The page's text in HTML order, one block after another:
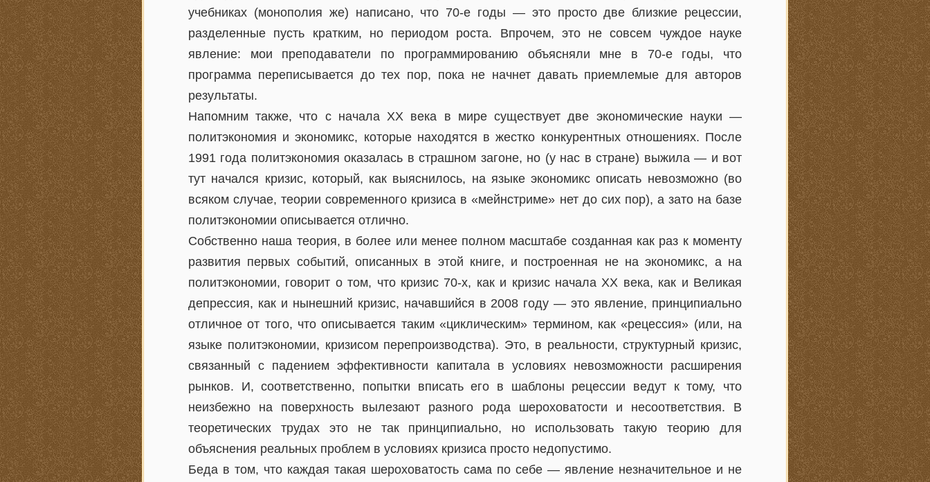
учебниках (монополия же) написано, что 70-е годы — это просто две близкие рецессии,
разделенные пусть кратким, но периодом роста. Впрочем, это не совсем чуждое науке
явление: мои преподаватели по программированию объясняли мне в 70-е годы, что
программа переписывается до тех пор, пока не начнет давать приемлемые для авторов
результаты.
Напомним также, что с начала ХХ века в мире существует две экономические науки —
политэкономия и экономикс, которые находятся в жестко конкурентных отношениях. После
1991 года политэкономия оказалась в страшном загоне, но (у нас в стране) выжила — и вот
тут начался кризис, который, как выяснилось, на языке экономикс описать невозможно (во
всяком случае, теории современного кризиса в «мейнстриме» нет до сих пор), а зато на базе
политэкономии описывается отлично.
Собственно наша теория, в более или менее полном масштабе созданная как раз к моменту
развития первых событий, описанных в этой книге, и построенная не на экономикс, а на
политэкономии, говорит о том, что кризис 70-х, как и кризис начала ХХ века, как и Великая
депрессия, как и нынешний кризис, начавшийся в 2008 году — это явление, принципиально
отличное от того, что описывается таким «циклическим» термином, как «рецессия» (или, на
языке политэкономии, кризисом перепроизводства). Это, в реальности, структурный кризис,
связанный с падением эффективности капитала в условиях невозможности расширения
рынков. И, соответственно, попытки вписать его в шаблоны рецессии ведут к тому, что
неизбежно на поверхность вылезают разного рода шероховатости и несоответствия. В
теоретических трудах это не так принципиально, но использовать такую теорию для
объяснения реальных проблем в условиях кризиса просто недопустимо.
Беда в том, что каждая такая шероховатость сама по себе — явление незначительное и не